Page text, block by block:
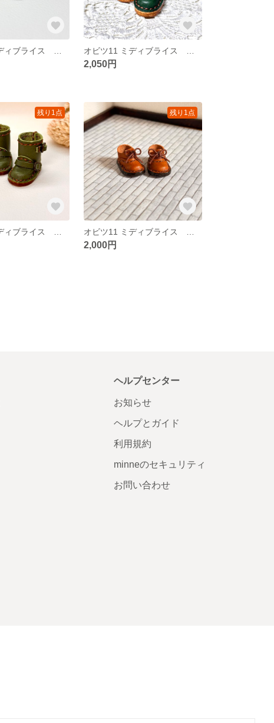
2,050円
残り1点 残り1点
2,000円
ヘルプセンター
お知らせ
ヘルプとガイド
利用規約
minneのセキュリティ
お問い合わせ